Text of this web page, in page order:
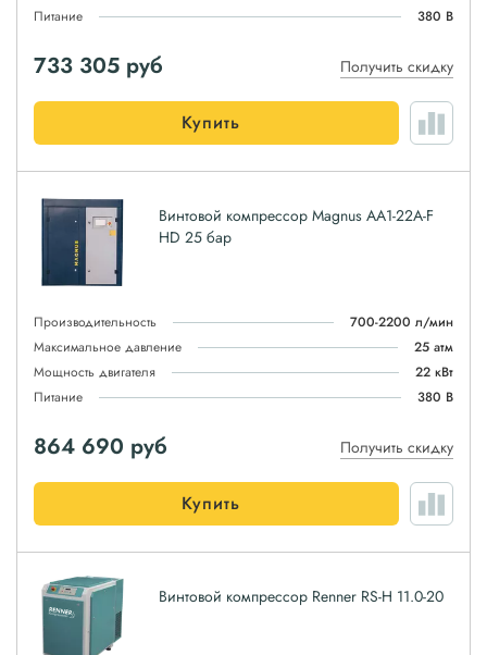
Питание
380 В
733 305 руб Получить скидку
Купить
Винтовой компрессор Magnus АА1-22A-F
HD 25 бар
Производительность
700-2200 л/мин
Максимальное давление
25 атм
Мощность двигателя
22 кВт
Питание
380 В
864 690 руб Получить скидку
Купить
Винтовой компрессор Renner RS-H 11.0-20